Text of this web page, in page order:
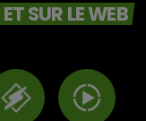
SUR LE WEB